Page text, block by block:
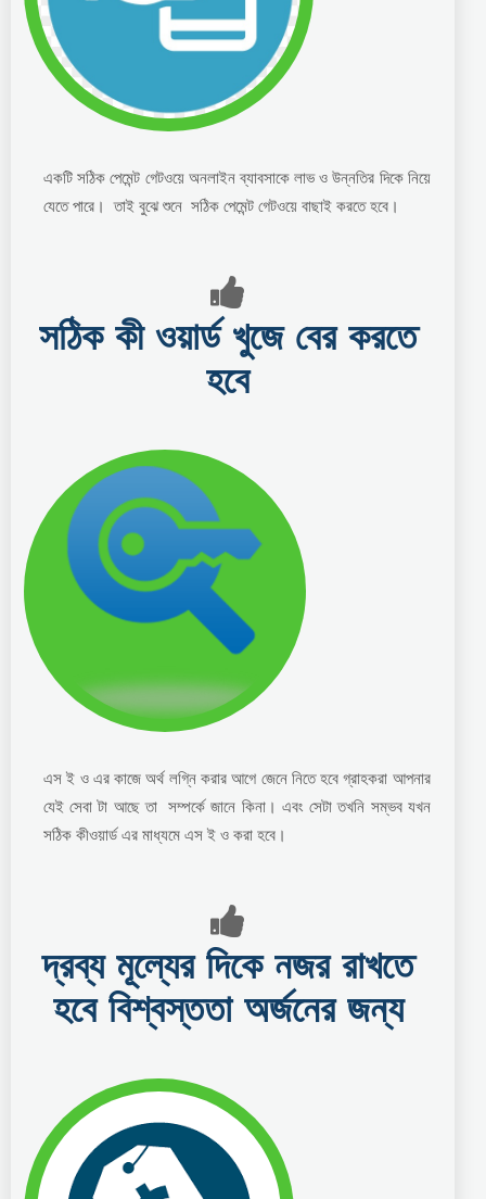
একটি সঠিক পেমেন্ট গেটওয়ে অনলাইন ব্যাবসাকে লাভ ও উন্নতির দিকে নিয়ে
যেতে পারে। তাই বুঝে শুনে সঠিক পেমেন্ট গেটওয়ে বাছাই করতে হবে।
সঠিক কী ওয়ার্ড খুজে বের করতে
হবে
এস ই ও এর কাজে অর্থ লগ্নি করার আগে জেনে নিতে হবে গ্রাহকরা আপনার
যেই সেবা টা আছে তা সম্পর্কে জানে কিনা। এবং সেটা তখনি সম্ভব যখন
সঠিক কীওয়ার্ড এর মাধ্যমে এস ই ও করা হবে।
দ্রব্য মূল্যের দিকে নজর রাখতে
হবে বিশ্বস্ততা অর্জনের জন্য